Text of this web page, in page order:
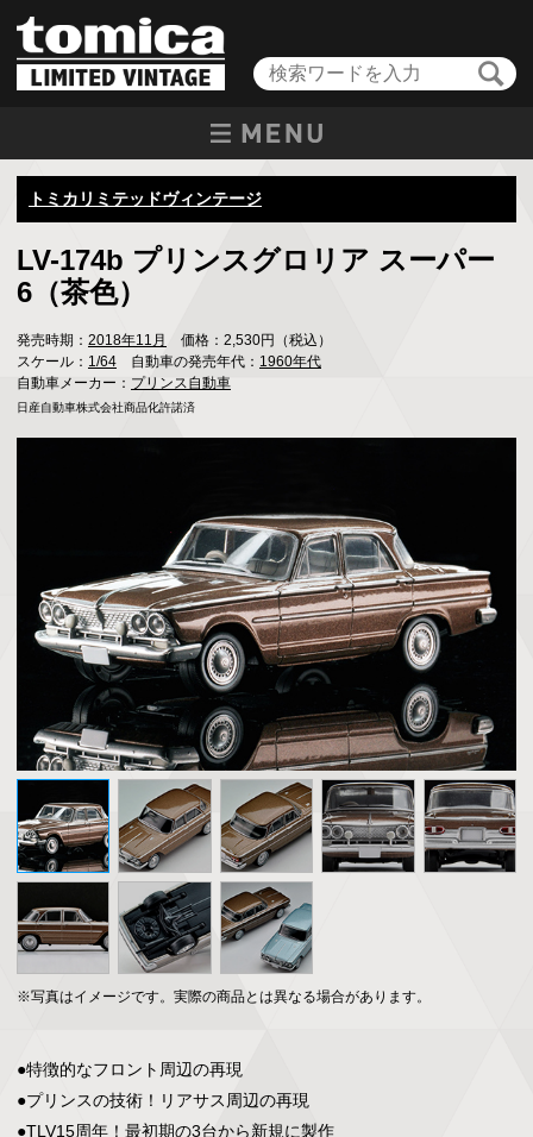
トミカリミテッドヴィンテージ
LV-174b プリンスグロリア スーパー
6（茶色）
発売時期： 2018年11月
価格：2,530円（税込）
スケール： 1/64 自動車の発売年代： 1960年代
自動車メーカー： プリンス自動車
日産自動車株式会社商品化許諾済
※写真はイメージです。実際の商品とは異なる場合があります。
●特徴的なフロント周辺の再現
●プリンスの技術！リアサス周辺の再現
●TLV15周年！最初期の3台から新規に製作